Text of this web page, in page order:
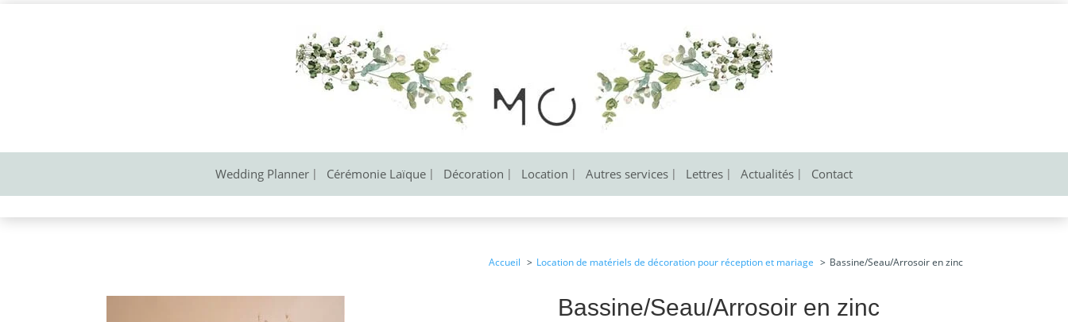
Wedding Planner Cérémonie Laïque Décoration Location Autres services Lettres Actualités Contact
Accueil Location de matériels de décoration pour réception et mariage Bassine/Seau/Arrosoir en zinc
Bassine/Seau/Arrosoir en zinc